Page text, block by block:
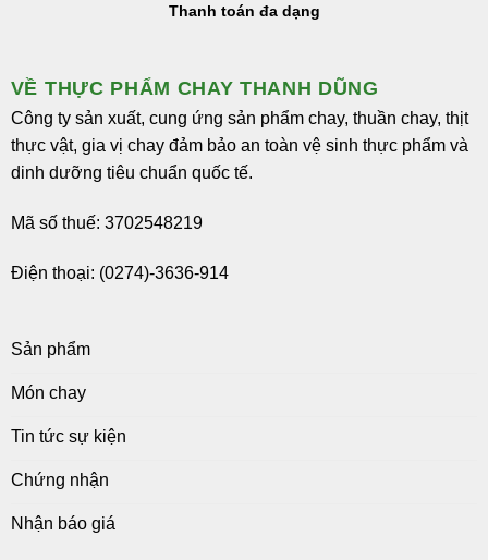
Thanh toán đa dạng
VỀ THỰC PHẨM CHAY THANH DŨNG
Công ty sản xuất, cung ứng sản phẩm chay, thuần chay, thịt
thực vật, gia vị chay đảm bảo an toàn vệ sinh thực phẩm và
dinh dưỡng tiêu chuẩn quốc tế.
Mã số thuế: 3702548219
Điện thoại: (0274)-3636-914
Sản phẩm
Món chay
Tin tức sự kiện
Chứng nhận
Nhận báo giá